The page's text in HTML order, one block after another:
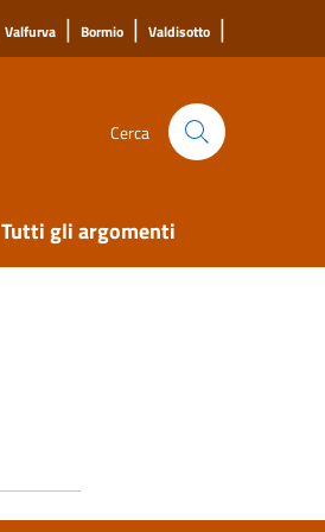
Valfurva | Bormio | Valdisotto |
Cerca
Tutti gli argomenti